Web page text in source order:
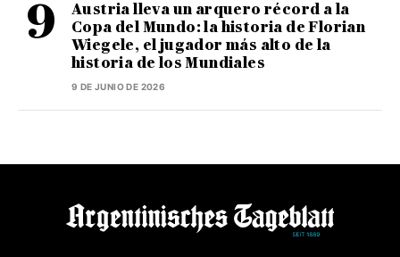
Austria lleva un arquero récord a la
Copa del Mundo: la historia de Florian
Wiegele, el jugador más alto de la
historia de los Mundiales
9 DE JUNIO DE 2026